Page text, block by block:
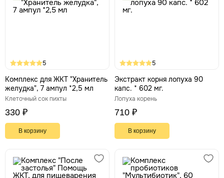
5
Комплекс для ЖКТ "Хранитель
желудка", 7 ампул *2,5 мл
Клеточный сок пихты
330 ₽
В корзину
5
Экстракт корня лопуха 90
капс. * 602 мг.
Лопуха корень
710 ₽
В корзину